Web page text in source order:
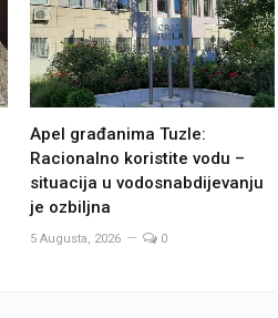
Apel građanima Tuzle:
Racionalno koristite vodu –
situacija u vodosnabdijevanju
je ozbiljna
5 Augusta, 2026 0